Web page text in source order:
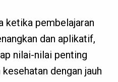
ketika pembelajaran
dan aplikatif,
nilai-nilai penting
dengan jauh